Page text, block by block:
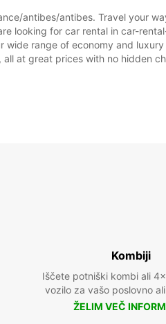
antibes/antibes. Travel your
looking for car rental in car-
range of economy and
at great prices with no hidden
Kombiji
Iščete potniški kombi ali
vozilo za vašo poslovno
ŽELIM VEČ